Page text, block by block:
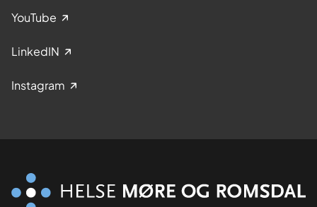
YouTube
LinkedIN
Instagram